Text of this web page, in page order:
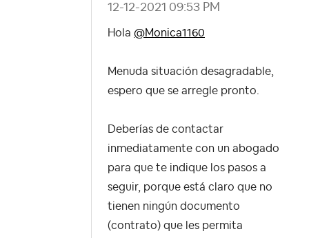
‎12-12-2021 09:53 PM
Hola @Monica1160
Menuda situación desagradable,
espero que se arregle pronto.
Deberías de contactar
inmediatamente con un abogado
para que te indique los pasos a
seguir, porque está claro que no
tienen ningún documento
(contrato) que les permita